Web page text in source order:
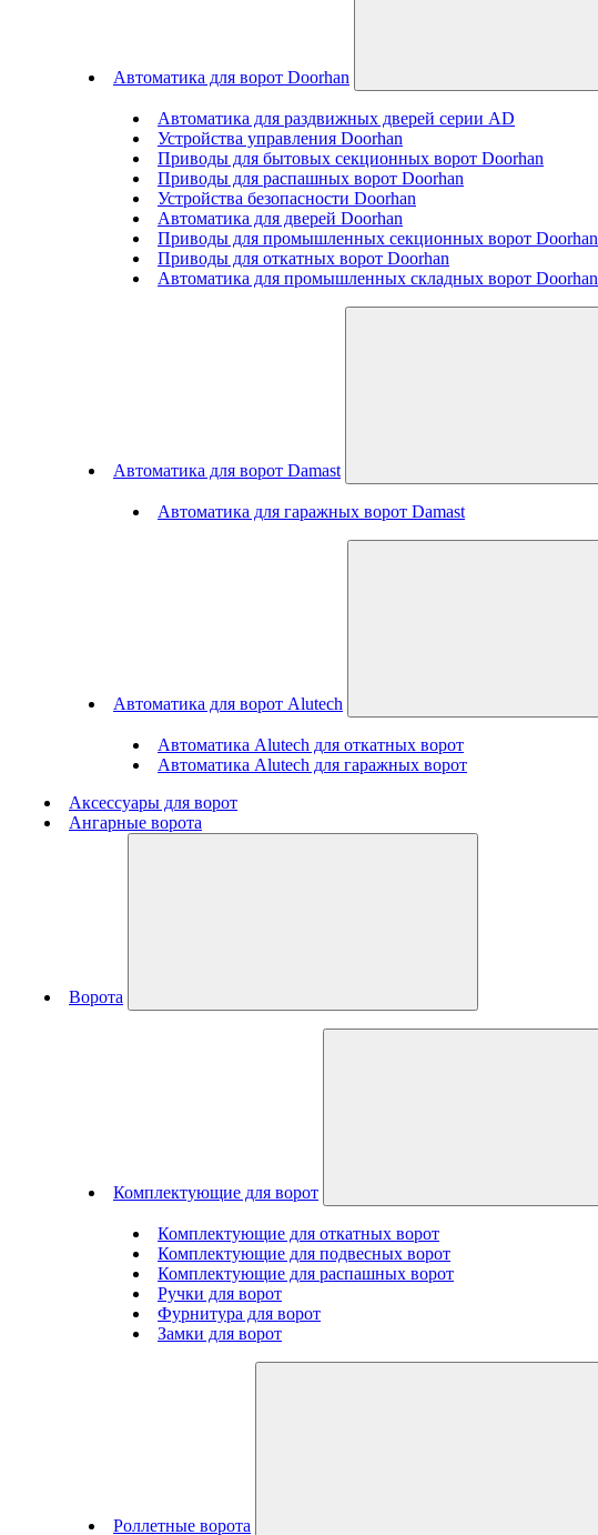
Автоматика для ворот Doorhan
Автоматика для раздвижных дверей серии AD
Устройства управления Doorhan
Приводы для бытовых секционных ворот Doorhan
Приводы для распашных ворот Doorhan
Устройства безопасности Doorhan
Автоматика для дверей Doorhan
Приводы для промышленных секционных ворот Doorhan
Приводы для откатных ворот Doorhan
Автоматика для промышленных складных ворот Doorhan
Автоматика для ворот Damast
Автоматика для гаражных ворот Damast
Автоматика для ворот Alutech
Автоматика Alutech для откатных ворот
Автоматика Alutech для гаражных ворот
Аксессуары для ворот
Ангарные ворота
Ворота
Комплектующие для ворот
Комплектующие для откатных ворот
Комплектующие для подвесных ворот
Комплектующие для распашных ворот
Ручки для ворот
Фурнитура для ворот
Замки для ворот
Роллетные ворота